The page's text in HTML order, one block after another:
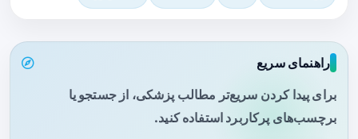
راهنمای سریع
برای پیدا کردن سریع‌تر مطالب پزشکی، از جستجو یا
برچسب‌های پرکاربرد استفاده کنید.